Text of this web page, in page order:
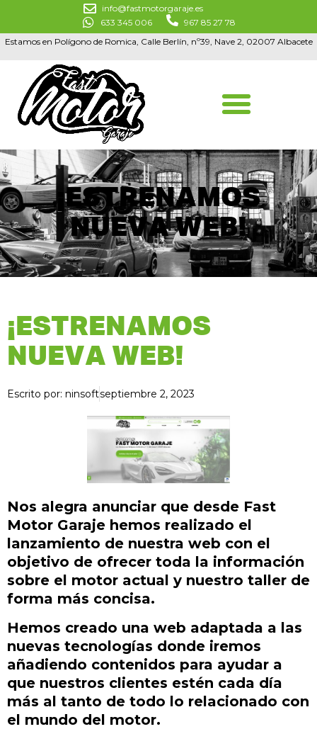
info@fastmotorgaraje.es
633 345 006
967 85 27 78
Estamos en Polígono de Romica, Calle Berlín, nº39, Nave 2, 02007 Albacete
¡ESTRENAMOS
NUEVA WEB!
¡ESTRENAMOS
NUEVA WEB!
Escrito por: ninsoftseptiembre 2, 2023
Nos alegra anunciar que desde Fast
Motor Garaje hemos realizado el
lanzamiento de nuestra web con el
objetivo de ofrecer toda la información
sobre el motor actual y nuestro taller de
forma más concisa.
Hemos creado una web adaptada a las
nuevas tecnologías donde iremos
añadiendo contenidos para ayudar a
que nuestros clientes estén cada día
más al tanto de todo lo relacionado con
el mundo del motor.